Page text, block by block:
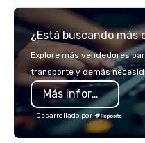
¿Está buscando más
Explore más vendedores
transporte y demás
Más información
Desarrollado por